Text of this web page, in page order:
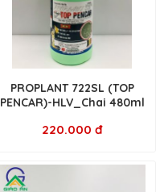
PROPLANT 722SL (TOP
PENCAR)-HLV_Chai 480ml
220.000 đ